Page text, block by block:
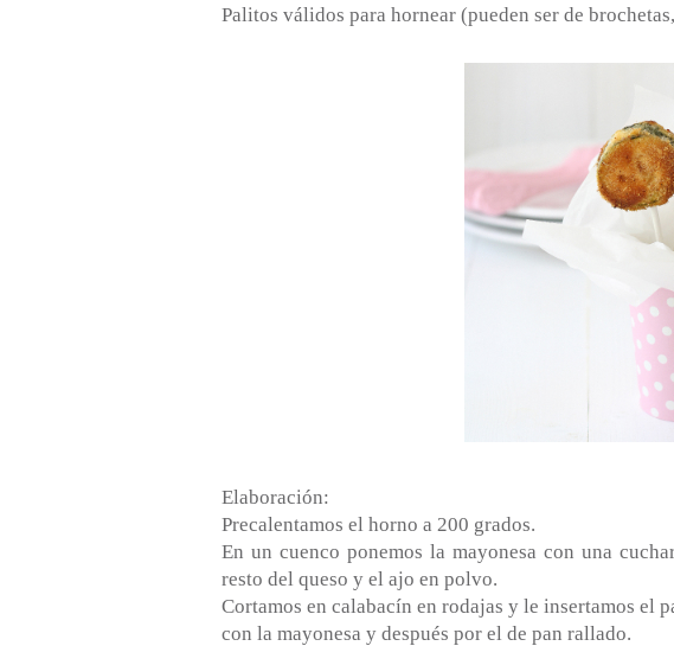
Palitos válidos para hornear (pueden ser de
Elaboración:
Precalentamos el horno a 200 grados.
En un cuenco ponemos la mayonesa con una
resto del queso y el ajo en polvo.
Cortamos en calabacín en rodajas y le insertamos el
con la mayonesa y después por el de pan rallado.